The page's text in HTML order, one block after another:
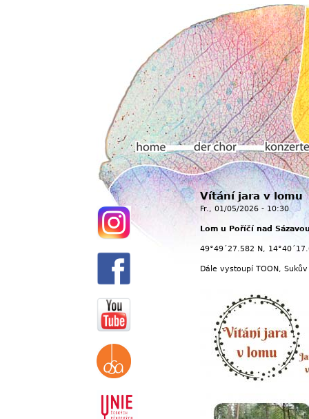
Vítání jara v lomu
Fr., 01/05/2026 - 10:30
Lom u Poříčí nad
49°49´27.582 N,
Dále vystoupí TOON,
Hauptmenü
Home Der chor Konzerte